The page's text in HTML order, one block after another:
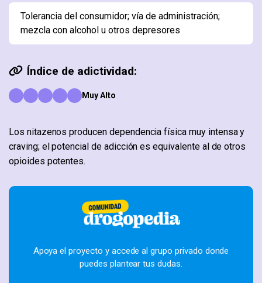
Tolerancia del consumidor; vía de administración;
mezcla con alcohol u otros depresores
Índice de adictividad:
Muy Alto
Los nitazenos producen dependencia física muy intensa y
craving; el potencial de adicción es equivalente al de otros
opioides potentes.
Apoya el proyecto y accede al grupo privado donde
puedes plantear tus dudas.